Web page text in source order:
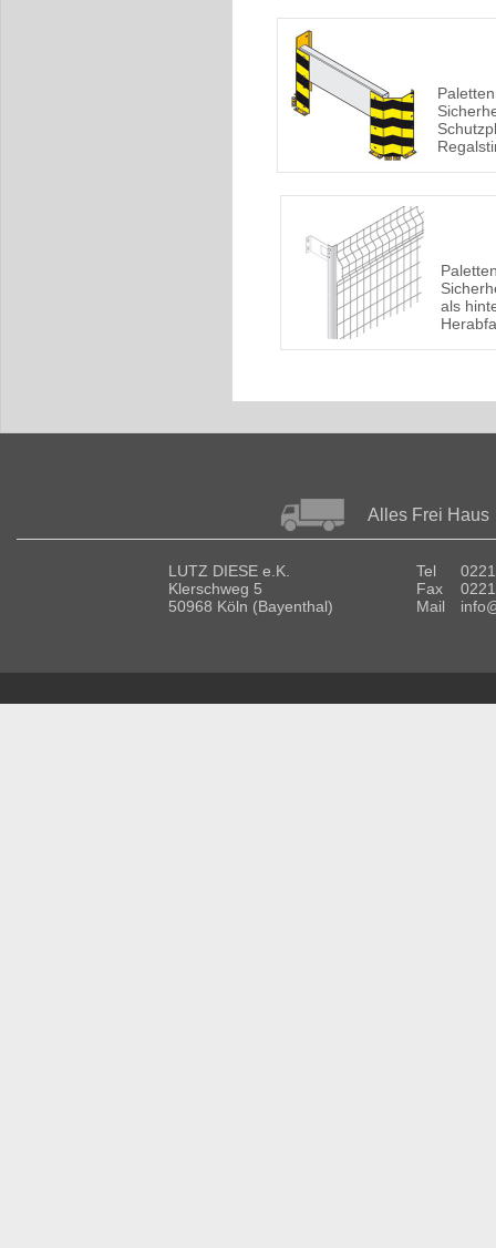
als
Alles Frei Haus
LUTZ DIESE e.K.
Klerschweg 5
50968 Köln (Bayenthal)
Tel
Fax
Mail